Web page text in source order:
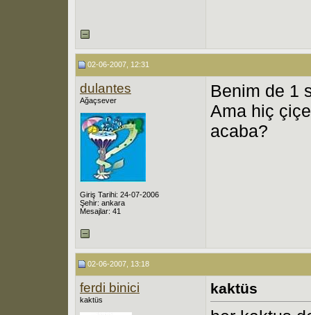
02-06-2007, 12:31
dulantes
Ağaçsever
Giriş Tarihi: 24-07-2006
Şehir: ankara
Mesajlar: 41
Benim de 1
Ama hiç
acaba?
02-06-2007, 13:18
ferdi binici
kaktüs
kaktüs